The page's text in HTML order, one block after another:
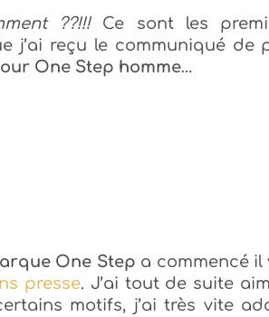
??!!!Ce sont les
j’ai reçu le communiqué de
One Step homme…
One Step a commencé il
presse. J’ai tout de suite
motifs, j’ai très vite